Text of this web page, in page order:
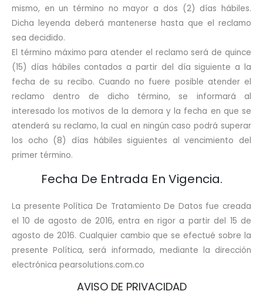
mismo, en un término no mayor a dos (2) días hábiles.
Dicha leyenda deberá mantenerse hasta que el reclamo
sea decidido.
El término máximo para atender el reclamo será de quince
(15) días hábiles contados a partir del día siguiente a la
fecha de su recibo. Cuando no fuere posible atender el
reclamo dentro de dicho término, se informará al
interesado los motivos de la demora y la fecha en que se
atenderá su reclamo, la cual en ningún caso podrá superar
los ocho (8) días hábiles siguientes al vencimiento del
primer término.
Fecha De Entrada En Vigencia.
La presente Política De Tratamiento De Datos fue creada
el 10 de agosto de 2016, entra en rigor a partir del 15 de
agosto de 2016. Cualquier cambio que se efectué sobre la
presente Política, será informado, mediante la dirección
electrónica pearsolutions.com.co
AVISO DE PRIVACIDAD